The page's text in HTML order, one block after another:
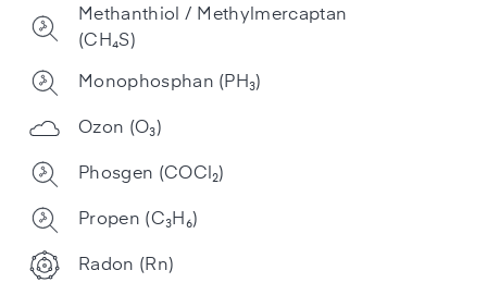
Methanthiol / Methylmercaptan
(CH₄S)
Monophosphan (PH₃)
Ozon (O₃)
Phosgen (COCl₂)
Propen (C₃H₆)
Radon (Rn)